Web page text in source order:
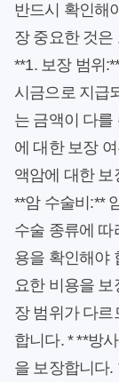
반드시 확인해
장 중요한 것은
**1. 보장 범위
시금으로 지급
는 금액이 다를
에 대한 보장
액암에 대한 보
**암 수술비:**
수술 종류에 따
용을 확인해야
요한 비용을 보
장 범위가 다
합니다. * **방
을 보장합니다